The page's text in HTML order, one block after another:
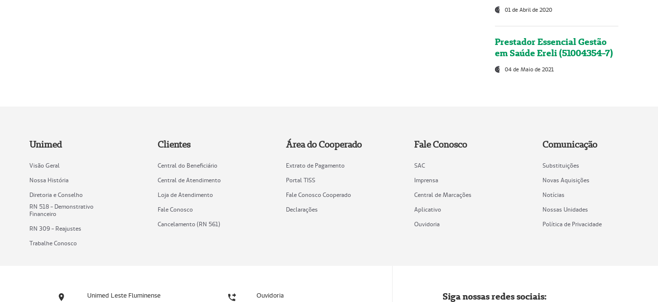
01 de Abril de 2020
Prestador Essencial Gestão
em Saúde Ereli (51004354-7)
04 de Maio de 2021
Unimed
Visão Geral
Nossa História
Diretoria e Conselho
RN 518 - Demonstrativo
Financeiro
RN 309 - Reajustes
Trabalhe Conosco
Clientes
Central do Beneficiário
Central de Atendimento
Loja de Atendimento
Fale Conosco
Cancelamento (RN 561)
Área do Cooperado
Extrato de Pagamento
Portal TISS
Fale Conosco Cooperado
Declarações
Fale Conosco
SAC
Imprensa
Central de Marcações
Aplicativo
Ouvidoria
Comunicação
Substituições
Novas Aquisições
Notícias
Nossas Unidades
Política de Privacidade
Unimed Leste Fluminense Ouvidoria Siga nossas redes sociais: